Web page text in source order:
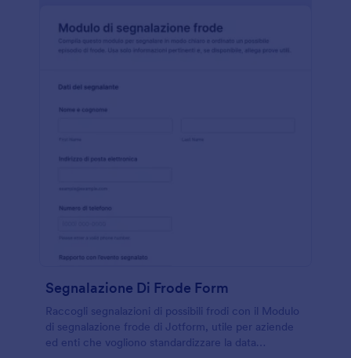
Segnalazione Di Frode Form
Raccogli segnalazioni di possibili frodi con il Modulo
di segnalazione frode di Jotform, utile per aziende
ed enti che vogliono standardizzare la data